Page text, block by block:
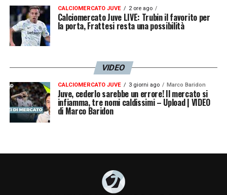
CALCIOMERCATO JUVE 2 ore ago
Calciomercato Juve LIVE: Trubin il favorito per
la porta, Frattesi resta una possibilità
VIDEO
CALCIOMERCATO JUVE 3 giorni ago Marco Baridon
Juve, cederlo sarebbe un errore! Il mercato si
infiamma, tre nomi caldissimi – Upload | VIDEO
di Marco Baridon